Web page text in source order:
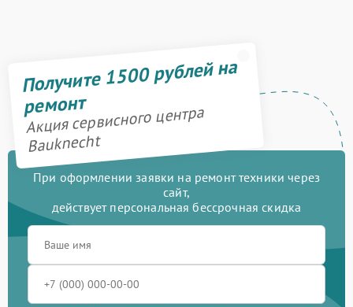
Получите 1500 рублей на
ремонт
Акция сервисного центра
Bauknecht
При оформлении заявки на ремонт техники через
сайт,
действует персональная бессрочная скидка